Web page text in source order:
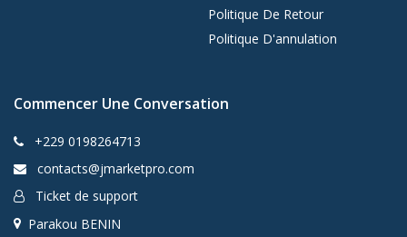
Politique De Retour
Politique D'annulation
Commencer Une Conversation
+229 0198264713
contacts@jmarketpro.com
Ticket de support
Parakou BENIN